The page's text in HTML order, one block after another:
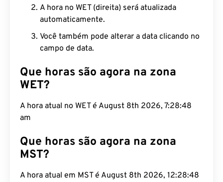
A hora no WET (direita) será atualizada
automaticamente.
Você também pode alterar a data clicando no
campo de data.
Que horas são agora na zona
WET?
A hora atual no WET é August 8th 2026, 7:28:49
am
Que horas são agora na zona
MST?
A hora atual em MST é August 8th 2026, 12:28:49